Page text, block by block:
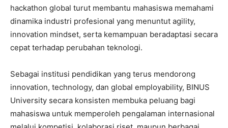
hackathon global turut membantu mahasiswa memahami
dinamika industri profesional yang menuntut agility,
innovation mindset, serta kemampuan beradaptasi secara
cepat terhadap perubahan teknologi.
Sebagai institusi pendidikan yang terus mendorong
innovation, technology, dan global employability, BINUS
University secara konsisten membuka peluang bagi
mahasiswa untuk memperoleh pengalaman internasional